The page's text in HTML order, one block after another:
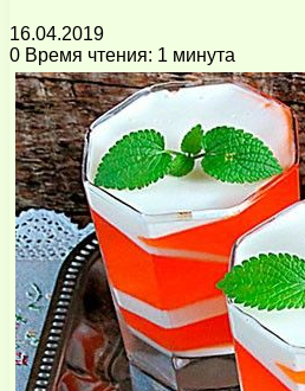
16.04.2019
0 Время чтения: 1 минута